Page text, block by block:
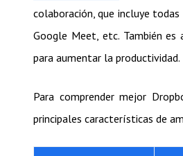
colaboración, que incluye
Google Meet, etc. También
para aumentar la productividad.
Para comprender mejor
principales características de